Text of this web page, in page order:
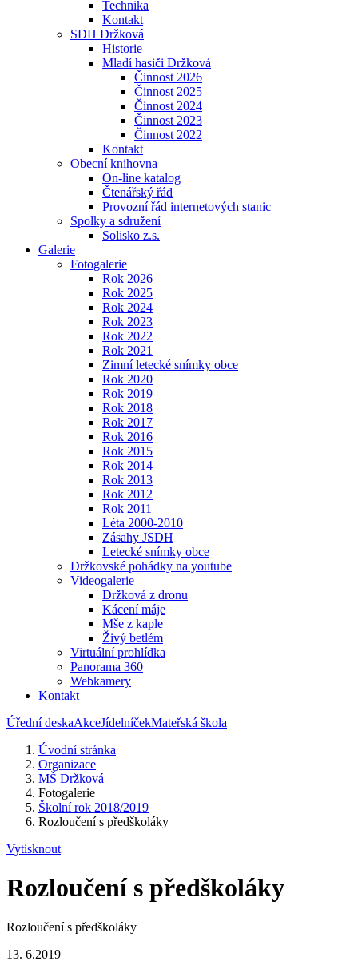
Technika
Kontakt
SDH Držková
Historie
Mladí hasiči Držková
Činnost 2026
Činnost 2025
Činnost 2024
Činnost 2023
Činnost 2022
Kontakt
Obecní knihovna
On-line katalog
Čtenářský řád
Provozní řád internetových stanic
Spolky a sdružení
Solisko z.s.
Galerie
Fotogalerie
Rok 2026
Rok 2025
Rok 2024
Rok 2023
Rok 2022
Rok 2021
Zimní letecké snímky obce
Rok 2020
Rok 2019
Rok 2018
Rok 2017
Rok 2016
Rok 2015
Rok 2014
Rok 2013
Rok 2012
Rok 2011
Léta 2000-2010
Zásahy JSDH
Letecké snímky obce
Držkovské pohádky na youtube
Videogalerie
Držková z dronu
Kácení máje
Mše z kaple
Živý betlém
Virtuální prohlídka
Panorama 360
Webkamery
Kontakt
Úřední deskaAkceJídelníčekMateřská škola
Úvodní stránka
Organizace
MŠ Držková
Fotogalerie
Školní rok 2018/2019
Rozloučení s předškoláky
Vytisknout
Rozloučení s předškoláky
Rozloučení s předškoláky
13. 6.2019